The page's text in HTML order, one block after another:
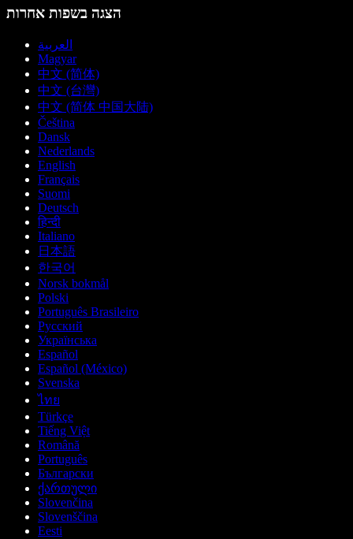
הצגה בשפות אחרות
العربية
Magyar
中文 (简体)
中文 (台灣)
中文 (简体 中国大陆)
Čeština
Dansk
Nederlands
English
Français
Suomi
Deutsch
हिन्दी
Italiano
日本語
한국어
Norsk bokmål
Polski
Português Brasileiro
Русский
Українська
Español
Español (México)
Svenska
ไทย
Türkçe
Tiếng Việt
Română
Português
Български
ქართული
Slovenčina
Slovenščina
Eesti